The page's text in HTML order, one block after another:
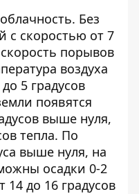
Без
с скоростью от 7
порывов
воздуха
5 градусов
появятся
выше нуля,
тепла. По
выше нуля, на
осадки 0-2
14 до 16 градусов